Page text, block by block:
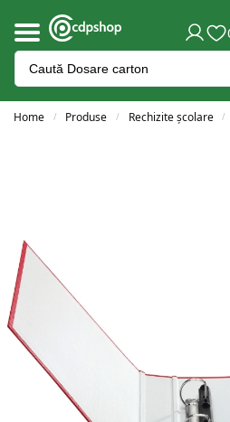
Home / Produse / Rechizite școlare /